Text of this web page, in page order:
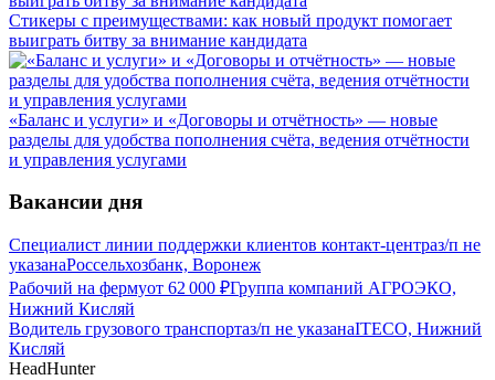
Стикеры с преимуществами: как новый продукт помогает
выиграть битву за внимание кандидата
«Баланс и услуги» и «Договоры и отчётность» — новые
разделы для удобства пополнения счёта, ведения отчётности
и управления услугами
Вакансии дня
Специалист линии поддержки клиентов контакт-центраз/п не
указанаРоссельхозбанк, Воронеж
Рабочий на фермуот 62 000 ₽Группа компаний АГРОЭКО,
Нижний Кисляй
Водитель грузового транспортаз/п не указанаITECO, Нижний
Кисляй
HeadHunter